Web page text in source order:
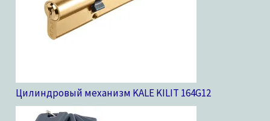
Цилиндровый механизм KALE KILIT 164G12